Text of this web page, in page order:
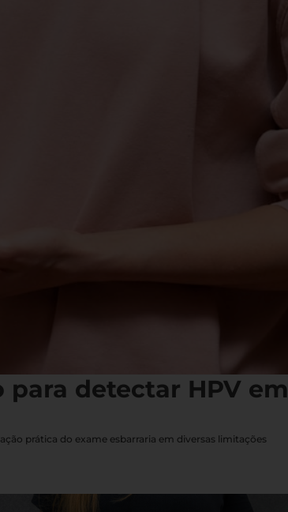
detectar HPV em
prática do exame esbarraria em diversas limitações